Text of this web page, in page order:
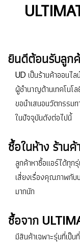
ยินดีต้อนรับลูก
UD เป็นร้านค้าออนไ
ผู้ชำนาญด้านเทคโนโ
ขอนำเสนอนวัตกรรม
ในปัจจุบันดังต่อไปนี้
ซื้อในห้าง ร้าน
ลูกค้าหาซื้อแอร์ได้ทุก
เสี่ยงเรื่องคุณภาพกับ
มากนัก
ซื้อจาก
มีสินค้าเฉพาะรุ่นที่เป็